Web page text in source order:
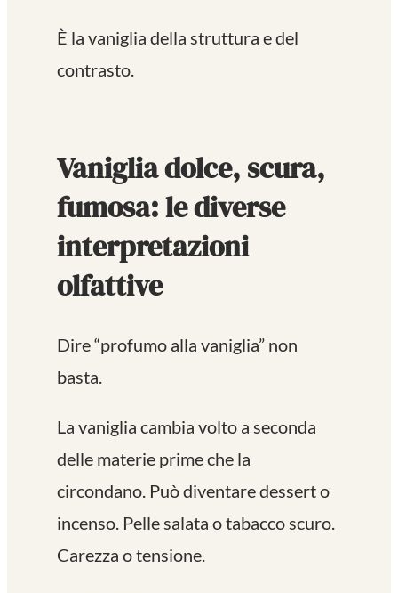
È la vaniglia della struttura e del
contrasto.
Vaniglia dolce, scura,
fumosa: le diverse
interpretazioni
olfattive
Dire “profumo alla vaniglia” non
basta.
La vaniglia cambia volto a seconda
delle materie prime che la
circondano. Può diventare dessert o
incenso. Pelle salata o tabacco scuro.
Carezza o tensione.